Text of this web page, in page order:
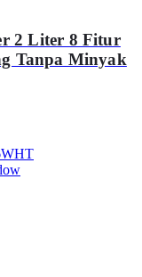
2 Liter 8 Fitur
Tanpa Minyak